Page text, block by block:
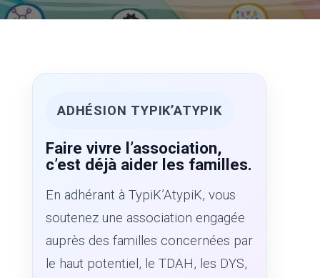
E
ADHÉSION TYPIK’ATYPIK
Faire vivre l’association,
c’est déjà aider les familles.
En adhérant à TypiK’AtypiK, vous
soutenez une association engagée
auprès des familles concernées par
le haut potentiel, le TDAH, les DYS,